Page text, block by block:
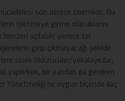
son derece önemlidir. Bu
işletmeye girme olanaklarını
açılabilir yerlere tel
girip çıkmayacağı şekilde
sinek öldürücüler/yakalayıcılar,
yapılırken, bir yandan da gereken
Yönetmeliği’ne uygun biçimde ilaç